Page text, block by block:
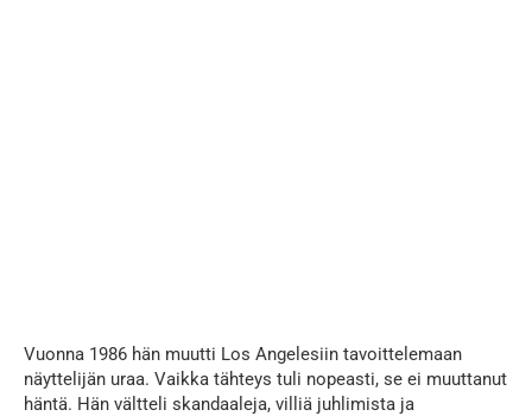
Vuonna 1986 hän muutti Los Angelesiin tavoittelemaan
näyttelijän uraa. Vaikka tähteys tuli nopeasti, se ei muuttanut
häntä. Hän vältteli skandaaleja, villiä juhlimista ja